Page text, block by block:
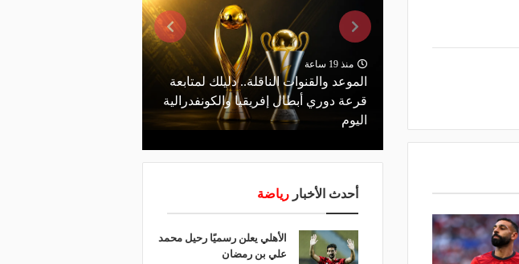
منذ 19 ساعة
الموعد والقنوات الناقلة.. دليلك لمتابعة
قرعة دوري أبطال إفريقيا والكونفدرالية
اليوم
أحدث الأخبار رياضة
الأهلي يعلن رسميًا رحيل محمد
علي بن رمضان